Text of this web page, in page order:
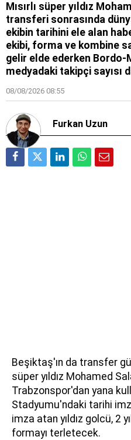
Mısırlı süper yıldız
transferi sonrasında
ekibin tarihini ele alan
ekibi, forma ve kombine
gelir elde ederken Bordo-
medyadaki takipçi sayısı
08/08/2026 08:55
Furkan Uzun
Beşiktaş'ın da transfer
süper yıldız Mohamed
Trabzonspor'dan yana
Stadyumu'ndaki tarihi
imza atan yıldız golcü, 2
formayı terletecek.